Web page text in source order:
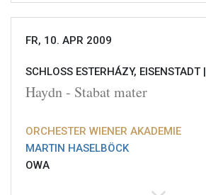
FR, 10. APR 2009
SCHLOSS ESTERHÁZY, EISENSTADT |
Haydn - Stabat mater
ORCHESTER WIENER AKADEMIE
MARTIN HASELBÖCK
OWA